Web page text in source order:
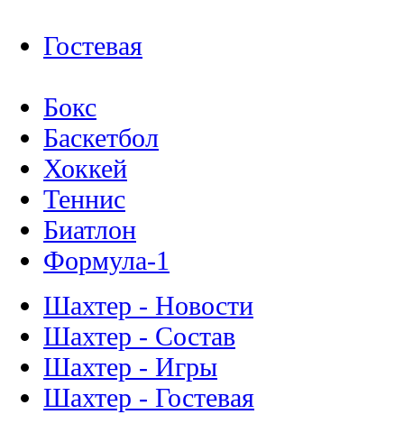
Гостевая
Бокс
Баскетбол
Хоккей
Теннис
Биатлон
Формула-1
Шахтер - Новости
Шахтер - Состав
Шахтер - Игры
Шахтер - Гостевая